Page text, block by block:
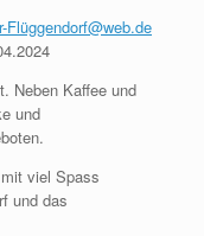
Flüggendorf@web.de
Neben Kaffee und
und
viel Spass
und das